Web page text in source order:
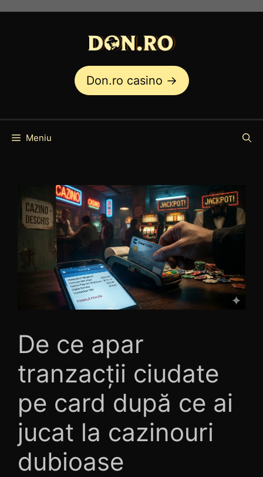
Don.ro casino →
Meniu
De ce apar
tranzacții ciudate
pe card după ce ai
jucat la cazinouri
dubioase